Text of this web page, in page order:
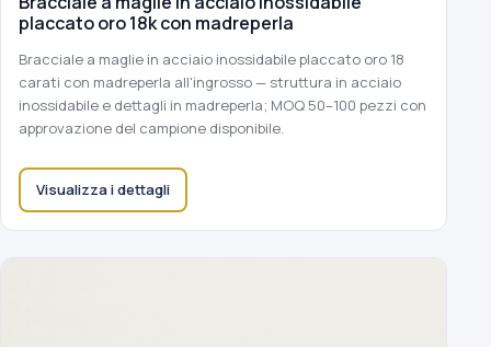
placcato oro 18k con madreperla
Bracciale a maglie in acciaio inossidabile placcato oro 18
carati con madreperla all'ingrosso — struttura in acciaio
inossidabile e dettagli in madreperla; MOQ 50–100 pezzi con
approvazione del campione disponibile.
Visualizza i dettagli